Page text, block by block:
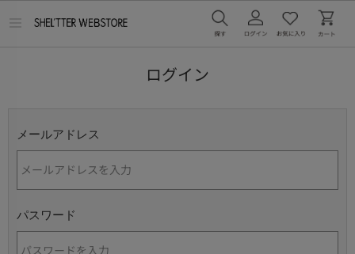
ログイン
メールアドレス
パスワード